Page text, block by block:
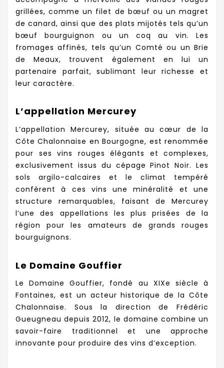
grillées, comme un filet de bœuf ou un magret
de canard, ainsi que des plats mijotés tels qu’un
bœuf bourguignon ou un coq au vin. Les
fromages affinés, tels qu’un Comté ou un Brie
de Meaux, trouvent également en lui un
partenaire parfait, sublimant leur richesse et
leur caractère.
L’appellation Mercurey
L’appellation Mercurey, située au cœur de la
Côte Chalonnaise en Bourgogne, est renommée
pour ses vins rouges élégants et complexes,
exclusivement issus du cépage Pinot Noir. Les
sols argilo-calcaires et le climat tempéré
confèrent à ces vins une minéralité et une
structure remarquables, faisant de Mercurey
l’une des appellations les plus prisées de la
région pour les amateurs de grands rouges
bourguignons.
Le Domaine Gouffier
Le Domaine Gouffier, fondé au XIXe siècle à
Fontaines, est un acteur historique de la Côte
Chalonnaise. Sous la direction de Frédéric
Gueugneau depuis 2012, le domaine combine un
savoir-faire traditionnel et une approche
innovante pour produire des vins d’exception.